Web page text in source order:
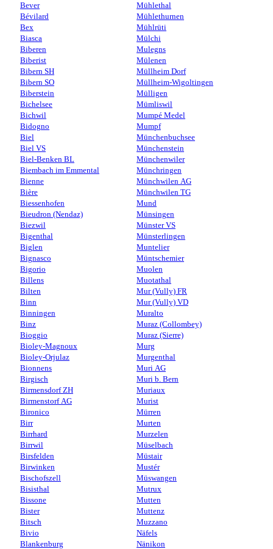
Bever
Bévilard
Bex
Biasca
Biberen
Biberist
Bibern SH
Bibern SO
Biberstein
Bichelsee
Bichwil
Bidogno
Biel
Biel VS
Biel-Benken BL
Biembach im Emmental
Bienne
Bière
Biessenhofen
Bieudron (Nendaz)
Biezwil
Bigenthal
Biglen
Bignasco
Bigorio
Billens
Bilten
Binn
Binningen
Binz
Bioggio
Bioley-Magnoux
Bioley-Orjulaz
Bionnens
Birgisch
Birmensdorf ZH
Birmenstorf AG
Bironico
Birr
Birrhard
Birrwil
Birsfelden
Birwinken
Bischofszell
Bisisthal
Bissone
Bister
Bitsch
Bivio
Blankenburg
Mühlethal
Mühlethurnen
Mühlrüti
Mülchi
Mulegns
Mülenen
Müllheim Dorf
Müllheim-Wigoltingen
Mülligen
Mümliswil
Mumpé Medel
Mumpf
Münchenbuchsee
Münchenstein
Münchenwiler
Münchringen
Münchwilen AG
Münchwilen TG
Mund
Münsingen
Münster VS
Münsterlingen
Muntelier
Müntschemier
Muolen
Muotathal
Mur (Vully) FR
Mur (Vully) VD
Muralto
Muraz (Collombey)
Muraz (Sierre)
Murg
Murgenthal
Muri AG
Muri b. Bern
Muriaux
Murist
Mürren
Murten
Murzelen
Müselbach
Müstair
Mustér
Müswangen
Mutrux
Mutten
Muttenz
Muzzano
Näfels
Nänikon